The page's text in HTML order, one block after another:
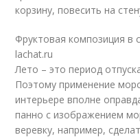
корзину, повесить на
Фруктовая композиция в
lachat.ru
Лето – это период
Поэтому применение
интерьере вполне
панно с изображением
веревку, например,